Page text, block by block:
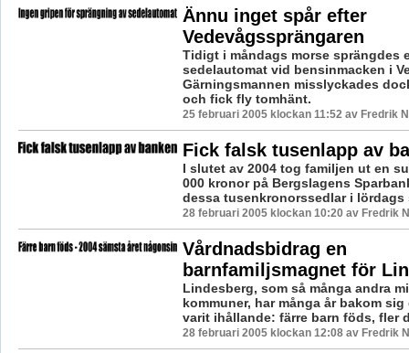
Ännu inget spår efter
Vedevågssprängaren
Tidigt i måndags morse sprängdes
sedelautomat vid bensinmacken i
Gärningsmannen misslyckades
och fick fly tomhänt.
25 februari 2005 klockan 11:52 av Fredrik
Fick falsk tusenlapp av
I slutet av 2004 tog familjen ut en
000 kronor på Bergslagens
dessa tusenkronorssedlar i lördags
28 februari 2005 klockan 10:20 av Fredrik
Vårdnadsbidrag en
barnfamiljsmagnet för
Lindesberg, som så många andra
kommuner, har många år bakom
varit ihållande: färre barn föds, fler
28 februari 2005 klockan 12:08 av Fredrik